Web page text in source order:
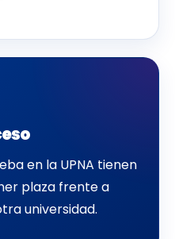
en la UPNA tienen
plaza frente a
universidad.